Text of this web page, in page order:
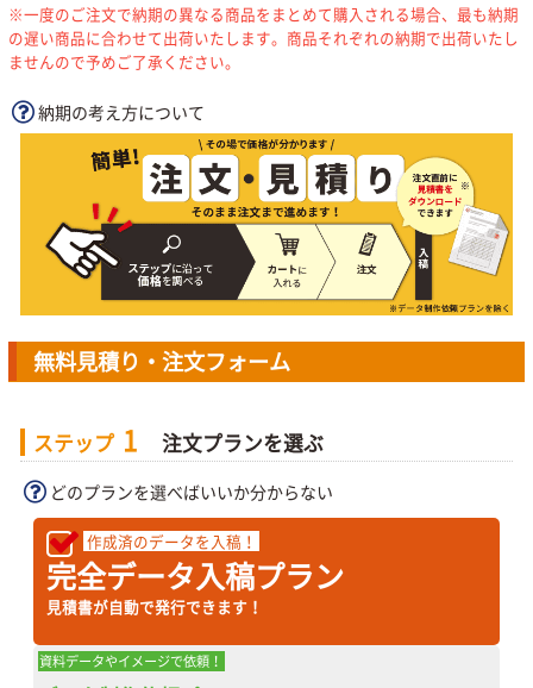
※一度のご注文で納期の異なる商品をまとめて購入される場合、最も納期
の遅い商品に合わせて出荷いたします。商品それぞれの納期で出荷いたし
ませんので予めご了承ください。
納期の考え方について
無料見積り・注文フォーム
ステップ 1 注文プランを選ぶ
どのプランを選べばいいか分からない
作成済のデータを入稿！
完全データ入稿プラン
見積書が自動で発行できます！
資料データやイメージで依頼！